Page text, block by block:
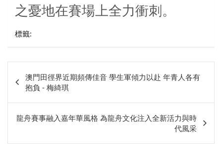
之憂地在賽場上全力衝刺。
標籤:
章
相
關
澳門田徑界近期頻傳佳音 學生軍傾力以赴 年青人各有
抱負 - 梅綺琪
龍舟賽事融入嘉年華風格 為龍舟文化注入全新活力與時
代風采